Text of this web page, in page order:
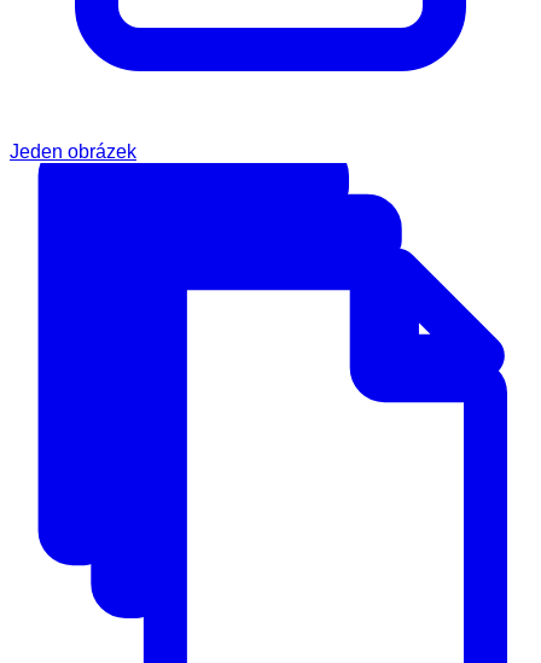
Jeden obrázek